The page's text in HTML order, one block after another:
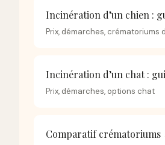
Incinération d’un chien :
Prix, démarches, crématoriums
Incinération d’un chat :
Prix, démarches, options chat
Comparatif crématoriums